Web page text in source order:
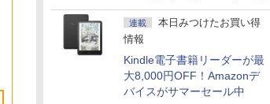
連載
本日みつけたお買い得
情報
Kindle電子書籍リーダーが最
大8,000円OFF！Amazonデ
バイスがサマーセール中